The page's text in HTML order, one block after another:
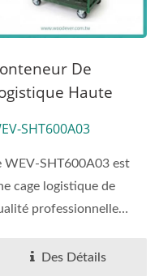
De
Haute
De L'usine Du
SHT600A03
WEV-SHT600A03 est
cage logistique de
professionnelle
Des Détails